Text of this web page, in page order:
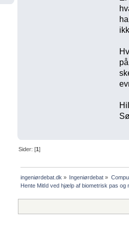
Sider: [1]
ingeniørdebat.dk » Ingeniørdebat »
Hente MitId ved hjælp af biometrisk pas og